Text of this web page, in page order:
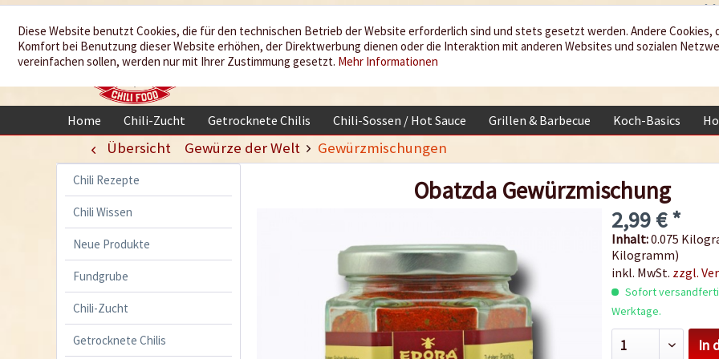
Wir würzen
Ihr Leben
Home Chili-Zucht Getrocknete Chilis Chili-Sossen / Hot Sauce Grillen & Barbecue Koch-Basics
Übersicht Gewürze der Welt Gewürzmischungen
Chili Rezepte
Chili Wissen
Neue Produkte
Fundgrube
Chili-Zucht
Getrocknete Chilis
Obatzda Gewürzmischung
2,99 € *
Inhalt:0.075
Kilogramm)
inkl. MwSt. zzgl.
Sofort
Werktage.
In
Diese Website benutzt Cookies, die für den technischen Betrieb der Website erforderlich sind und stets gesetzt werden. Andere Cookies,
Komfort bei Benutzung dieser Website erhöhen, der Direktwerbung dienen oder die Interaktion mit anderen Websites und sozialen
vereinfachen sollen, werden nur mit Ihrer Zustimmung gesetzt. Mehr Informationen